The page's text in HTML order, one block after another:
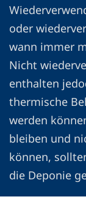
oder
wann immer
Nicht
enthalten
thermische
werden
bleiben und
können,
die Deponie